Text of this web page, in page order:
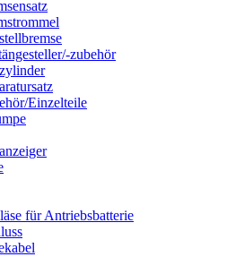
zubehör
Einzelteile
für Antriebsbatterie